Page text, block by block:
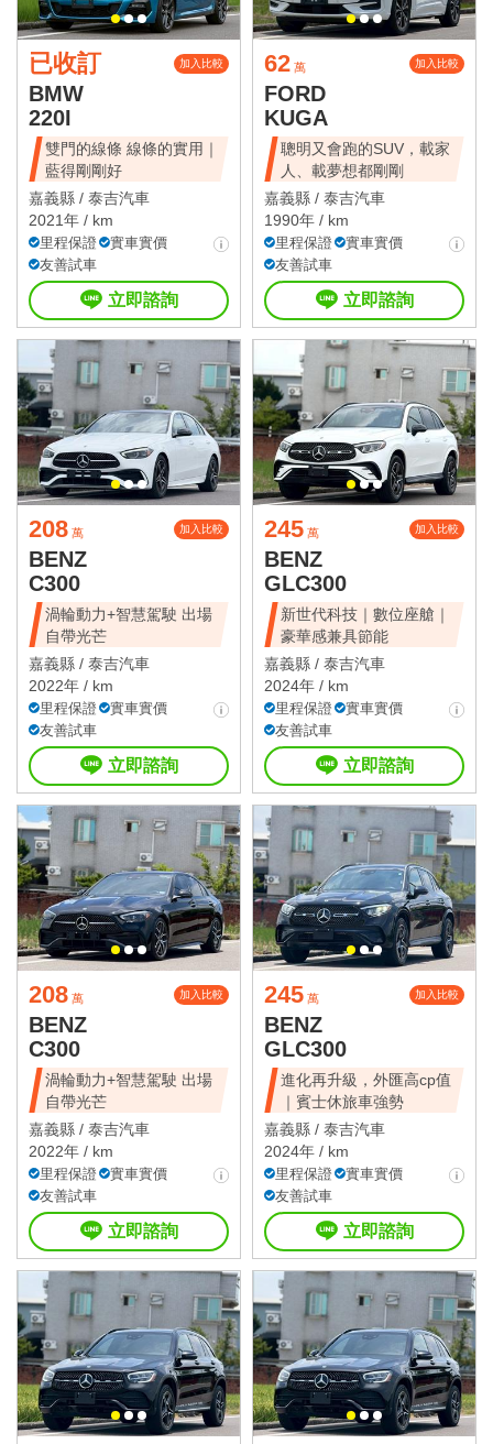
已收訂 加入比較
BMW
220I
雙門的線條 線條的實用｜
藍得剛剛好
嘉義縣 / 泰吉汽車
2021年 / km
里程保證
實車實價
友善試車
立即諮詢
62 萬 加入比較
FORD
KUGA
聰明又會跑的SUV，載家
人、載夢想都剛剛
嘉義縣 / 泰吉汽車
1990年 / km
里程保證
實車實價
友善試車
立即諮詢
208 萬 加入比較
BENZ
C300
渦輪動力+智慧駕駛 出場
自帶光芒
嘉義縣 / 泰吉汽車
2022年 / km
里程保證
實車實價
友善試車
立即諮詢
245 萬 加入比較
BENZ
GLC300
新世代科技｜數位座艙｜
豪華感兼具節能
嘉義縣 / 泰吉汽車
2024年 / km
里程保證
實車實價
友善試車
立即諮詢
208 萬 加入比較
BENZ
C300
渦輪動力+智慧駕駛 出場
自帶光芒
嘉義縣 / 泰吉汽車
2022年 / km
里程保證
實車實價
友善試車
立即諮詢
245 萬 加入比較
BENZ
GLC300
進化再升級，外匯高cp值
｜賓士休旅車強勢
嘉義縣 / 泰吉汽車
2024年 / km
里程保證
實車實價
友善試車
立即諮詢